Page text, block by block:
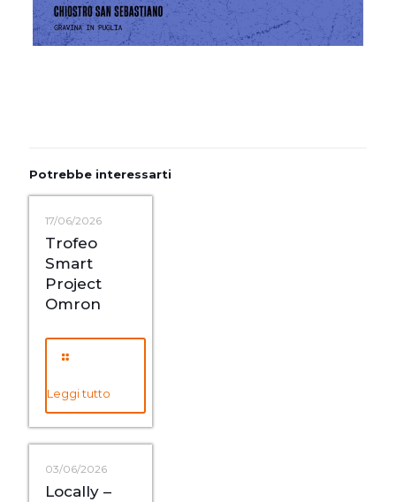
Potrebbe interessarti
17/06/2026
Trofeo
Smart
Project
Omron
Leggi tutto
03/06/2026
Locally –